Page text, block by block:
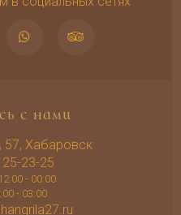
с нами
57, Хабаровск
23-25
- 00:00
- 03:00